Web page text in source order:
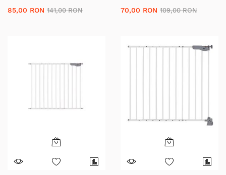
85,00 RON 141,00 RON 70,00 RON 109,00 RON